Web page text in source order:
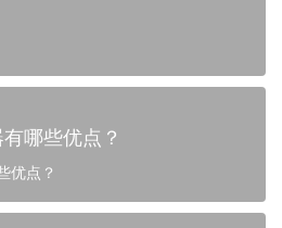
哪些优点？
优点？